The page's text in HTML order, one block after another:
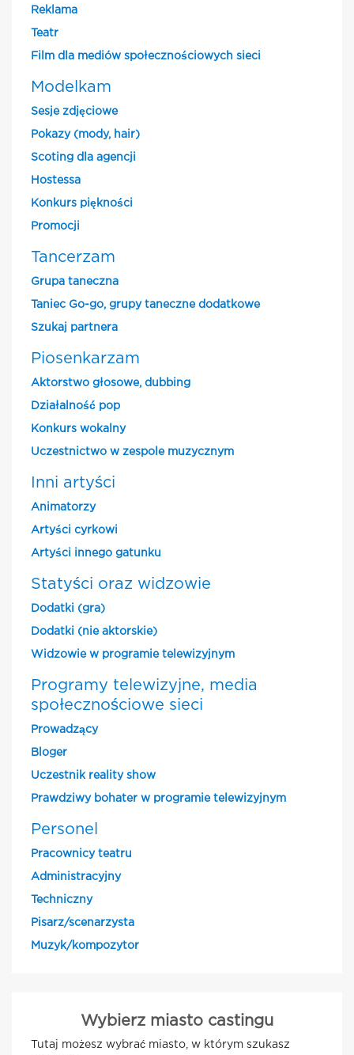
Reklama
Teatr
Film dla mediów społecznościowych sieci
Modelkam
Sesje zdjęciowe
Pokazy (mody, hair)
Scoting dla agencji
Hostessa
Konkurs piękności
Promocji
Tancerzam
Grupa taneczna
Taniec Go-go, grupy taneczne dodatkowe
Szukaj partnera
Piosenkarzam
Aktorstwo głosowe, dubbing
Działalność pop
Konkurs wokalny
Uczestnictwo w zespole muzycznym
Inni artyści
Animatorzy
Artyści cyrkowi
Artyści innego gatunku
Statyści oraz widzowie
Dodatki (gra)
Dodatki (nie aktorskie)
Widzowie w programie telewizyjnym
Programy telewizyjne, media
społecznościowe sieci
Prowadzący
Bloger
Uczestnik reality show
Prawdziwy bohater w programie telewizyjnym
Personel
Pracownicy teatru
Administracyjny
Techniczny
Pisarz/scenarzysta
Muzyk/kompozytor
Wybierz miasto castingu
Tutaj możesz wybrać miasto, w którym szukasz